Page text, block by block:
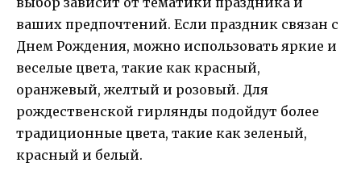
ваших предпочтений. Если праздник связан с
Днем Рождения, можно использовать яркие и
веселые цвета, такие как красный,
оранжевый, желтый и розовый. Для
рождественской гирлянды подойдут более
традиционные цвета, такие как зеленый,
красный и белый.